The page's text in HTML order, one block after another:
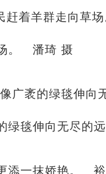
。 潘琦 摄
绿毯伸向无尽的